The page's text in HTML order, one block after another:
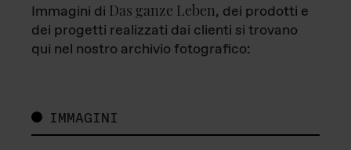
Immagini di Das ganze Leben, dei prodotti e
dei progetti realizzati dai clienti si trovano
qui nel nostro archivio fotografico:
IMMAGINI